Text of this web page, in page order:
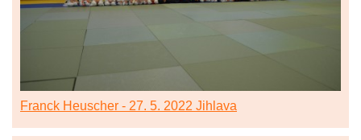
Franck Heuscher - 27. 5. 2022 Jihlava